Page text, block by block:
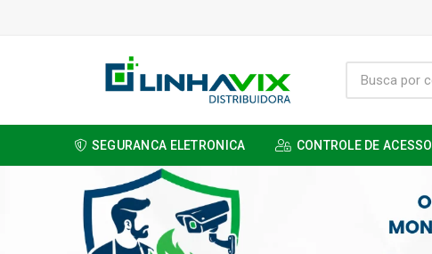
SEGURANCA ELETRONICA CONTROLE DE ACESSO